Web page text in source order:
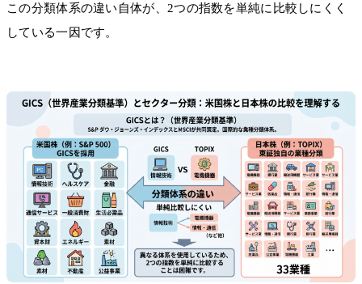
この分類体系の違い自体が、2つの指数を単純に比較しにくく
している一因です。